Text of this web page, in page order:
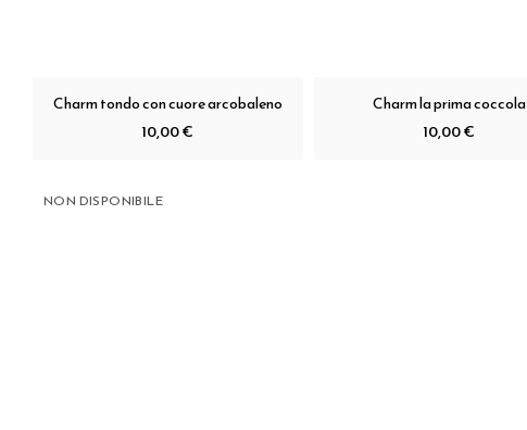
Charm tondo con cuore arcobaleno
10,00 €
Charm la prima coccola
10,00 €
NON DISPONIBILE